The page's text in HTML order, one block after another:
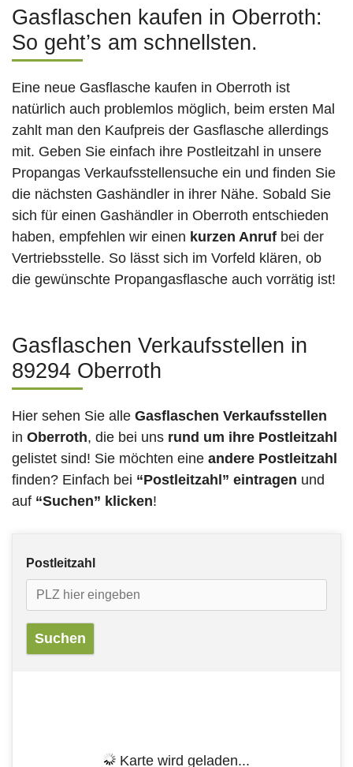
Gasflaschen kaufen in Oberroth:
So geht’s am schnellsten.
Eine neue Gasflasche kaufen in Oberroth ist
natürlich auch problemlos möglich, beim ersten Mal
zahlt man den Kaufpreis der Gasflasche allerdings
mit. Geben Sie einfach ihre Postleitzahl in unsere
Propangas Verkaufsstellensuche ein und finden Sie
die nächsten Gashändler in ihrer Nähe. Sobald Sie
sich für einen Gashändler in Oberroth entschieden
haben, empfehlen wir einen kurzen Anruf bei der
Vertriebsstelle. So lässt sich im Vorfeld klären, ob
die gewünschte Propangasflasche auch vorrätig ist!
Gasflaschen Verkaufsstellen in
89294 Oberroth
Hier sehen Sie alle Gasflaschen Verkaufsstellen
in Oberroth, die bei uns rund um ihre Postleitzahl
gelistet sind! Sie möchten eine andere Postleitzahl
finden? Einfach bei “Postleitzahl” eintragen und
auf “Suchen” klicken!
Postleitzahl
Karte wird geladen...